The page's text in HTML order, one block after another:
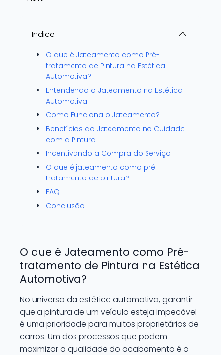
Indice
O que é Jateamento como Pré-
tratamento de Pintura na Estética
Automotiva?
Entendendo o Jateamento na Estética
Automotiva
Como Funciona o Jateamento?
Benefícios do Jateamento no Cuidado
com a Pintura
Incentivando a Compra do Serviço
O que é jateamento como pré-
tratamento de pintura?
FAQ
Conclusão
O que é Jateamento como Pré-
tratamento de Pintura na Estética
Automotiva?
No universo da estética automotiva, garantir
que a pintura de um veículo esteja impecável
é uma prioridade para muitos proprietários de
carros. Um dos processos que podem
maximizar a qualidade do acabamento é o